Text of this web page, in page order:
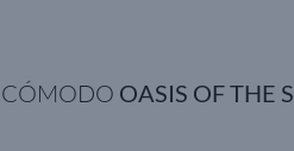
CÓMODO OASIS OF THE